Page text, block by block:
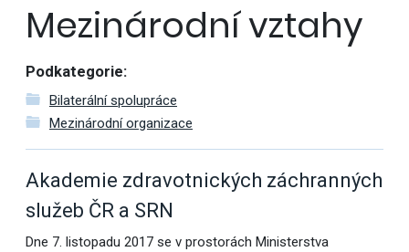
Mezinárodní vztahy
Podkategorie:
Bilaterální spolupráce
Mezinárodní organizace
Akademie zdravotnických záchranných
služeb ČR a SRN
Dne 7. listopadu 2017 se v prostorách Ministerstva